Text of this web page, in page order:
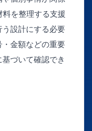
を整理する支援
設計にする必要
金額などの重要
づいて確認でき